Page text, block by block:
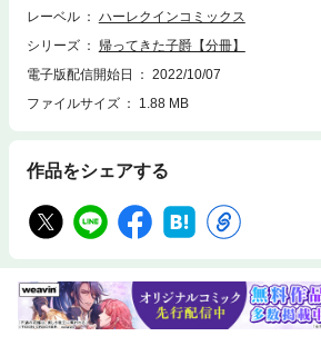
レーベル
ハーレクインコミックス
シリーズ
帰ってきた子爵【分冊】
電子版配信開始日
2022/10/07
ファイルサイズ
1.88 MB
作品をシェアする